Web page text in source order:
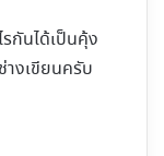
กันได้เป็นคุ้ง
งเขียนครับ